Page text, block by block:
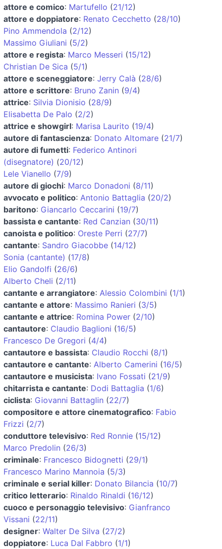
attore e comico: Martufello (21/12)
attore e doppiatore: Renato Cecchetto (28/10)
Pino Ammendola (2/12)
Massimo Giuliani (5/2)
attore e regista: Marco Messeri (15/12)
Christian De Sica (5/1)
attore e sceneggiatore: Jerry Calà (28/6)
attore e scrittore: Bruno Zanin (9/4)
attrice: Silvia Dionisio (28/9)
Elisabetta De Palo (2/2)
attrice e showgirl: Marisa Laurito (19/4)
autore di fantascienza: Donato Altomare (21/7)
autore di fumetti: Federico Antinori
(disegnatore) (20/12)
Lele Vianello (7/9)
autore di giochi: Marco Donadoni (8/11)
avvocato e politico: Antonio Battaglia (20/2)
baritono: Giancarlo Ceccarini (19/7)
bassista e cantante: Red Canzian (30/11)
canoista e politico: Oreste Perri (27/7)
cantante: Sandro Giacobbe (14/12)
Sonia (cantante) (17/8)
Elio Gandolfi (26/6)
Alberto Cheli (2/11)
cantante e arrangiatore: Alessio Colombini (1/1)
cantante e attore: Massimo Ranieri (3/5)
cantante e attrice: Romina Power (2/10)
cantautore: Claudio Baglioni (16/5)
Francesco De Gregori (4/4)
cantautore e bassista: Claudio Rocchi (8/1)
cantautore e cantante: Alberto Camerini (16/5)
cantautore e musicista: Ivano Fossati (21/9)
chitarrista e cantante: Dodi Battaglia (1/6)
ciclista: Giovanni Battaglin (22/7)
compositore e attore cinematografico: Fabio
Frizzi (2/7)
conduttore televisivo: Red Ronnie (15/12)
Marco Predolin (26/3)
criminale: Francesco Bidognetti (29/1)
Francesco Marino Mannoia (5/3)
criminale e serial killer: Donato Bilancia (10/7)
critico letterario: Rinaldo Rinaldi (16/12)
cuoco e personaggio televisivo: Gianfranco
Vissani (22/11)
designer: Walter De Silva (27/2)
doppiatore: Luca Dal Fabbro (1/1)